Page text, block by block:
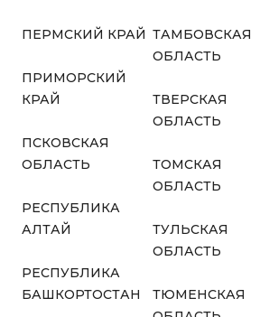
ПЕРМСКИЙ КРАЙ
ПРИМОРСКИЙ
КРАЙ
ПСКОВСКАЯ
ОБЛАСТЬ
РЕСПУБЛИКА
АЛТАЙ
РЕСПУБЛИКА
БАШКОРТОСТАН
ТАМБОВСКАЯ
ОБЛАСТЬ
ТВЕРСКАЯ
ОБЛАСТЬ
ТОМСКАЯ
ОБЛАСТЬ
ТУЛЬСКАЯ
ОБЛАСТЬ
ТЮМЕНСКАЯ